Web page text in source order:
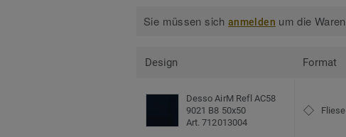
Sie müssen sichanmelden um die
Design Format
Desso AirM Refl AC58
9021 B8 50x50
Art. 712013004